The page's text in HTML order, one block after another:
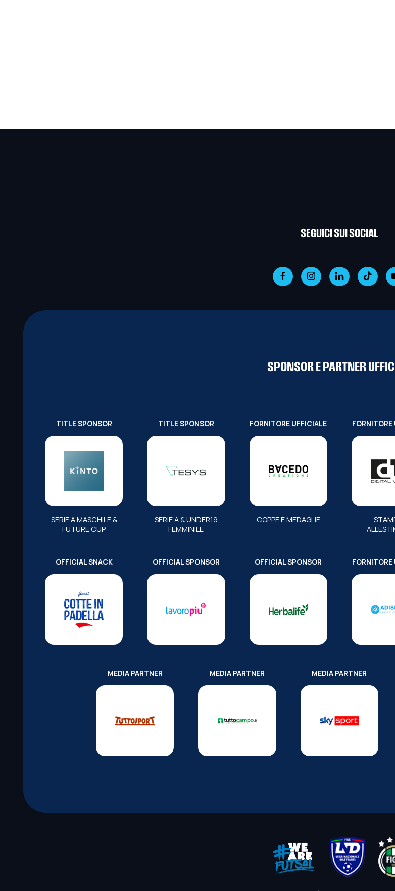
SEGUICI SUI SOCIAL
SPONSOR E PARTNER
TITLE SPONSOR
SERIE A MASCHILE &
FUTURE CUP
TITLE SPONSOR
SERIE A & UNDER19
FEMMINILE
FORNITORE UFFICIALE
COPPE E MEDAGLIE
FORNITORE
OFFICIAL SNACK OFFICIAL SPONSOR OFFICIAL SPONSOR FORNITORE
MEDIA PARTNER MEDIA PARTNER MEDIA PARTNER